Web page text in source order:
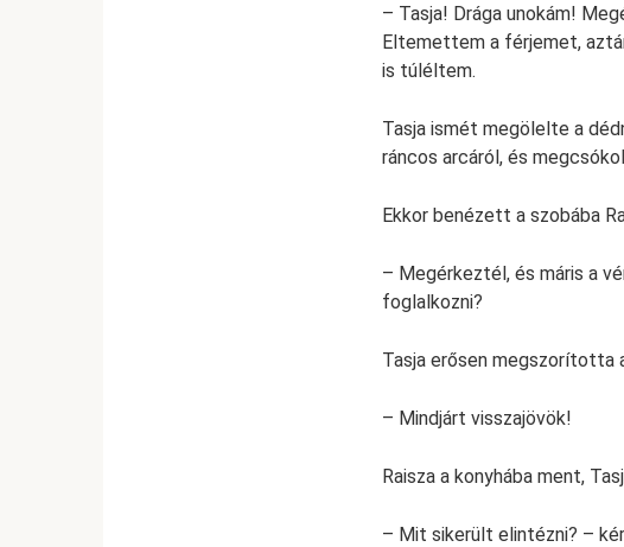
– Tasja! Drága unokám!
Eltemettem a férjemet,
is túléltem.
Tasja ismét megölelte a
ráncos arcáról, és
Ekkor benézett a szobába
– Megérkeztél, és máris a
foglalkozni?
Tasja erősen megszorította
– Mindjárt visszajövök!
Raisza a konyhába ment,
– Mit sikerült elintézni? –